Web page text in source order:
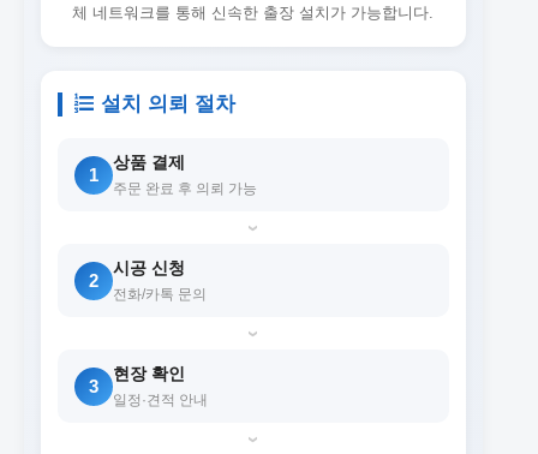
체 네트워크를 통해 신속한 출장 설치가 가능합니다.
설치 의뢰 절차
1
상품 결제
주문 완료 후 의뢰 가능
›
2
시공 신청
전화/카톡 문의
›
3
현장 확인
일정·견적 안내
›